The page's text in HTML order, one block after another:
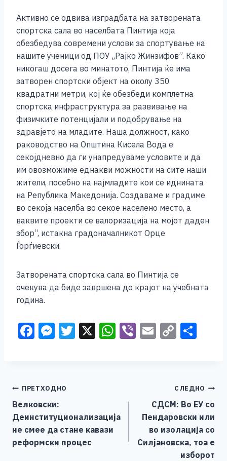
Активно се одвива изградбата на затворената
спортска сала во населбата Пинтија која
обезбедува современи услови за спортување на
нашите ученици од ПОУ ,,Рајко Жинзифов”. Како
никогаш досега во минатото, Пинтија ќе има
затворен спортски објект на околу 350
квадратни метри, кој ќе обезбеди комплетна
спортска инфраструктура за развивање на
физичките потенцијали и подобрување на
здравјето на младите. Наша должност, како
раководство на Општина Кисела Вода е
секојдневно да ги унапредуваме условите и да
им овозможиме еднакви можности на сите наши
жители, посебно на најмладите кои се иднината
на Република Македонија. Создаваме и градиме
во секоја населба во секое населено место, а
ваквите проекти се валоризација на мојот даден
збор“, истакна градоначалникот Орце
Ѓорѓиевски.
Затворената спортска сала во Пинтија се
очекува да биде завршена до крајот на учебната
година.
F
b
o
o
k
M
n
g
er
T X W
p
Vi E C
Li
n
k
Навигација
на
напис
ПРЕТХОДНО
Велковски:
Деинституционализација
не смее да стане кавази
реформски процес
СЛЕДНО
СДСМ: Во ЕУ со
Пендаровски или
во изолациjа со
Силјановска, тоа е
изборот